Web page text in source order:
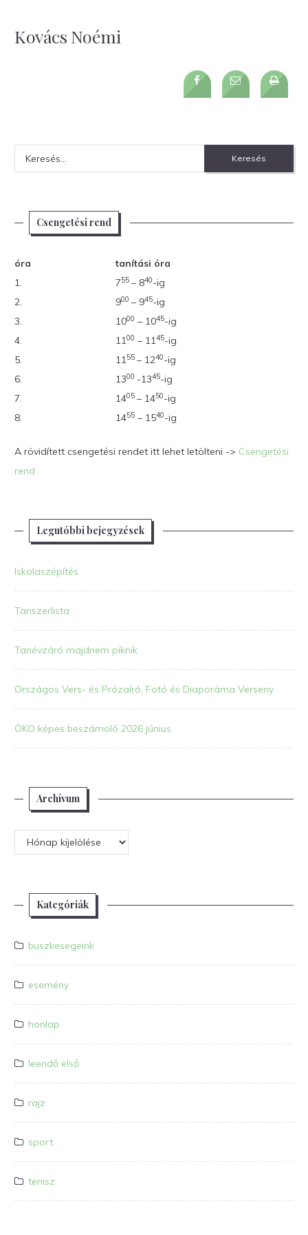
Kovács Noémi
Keresés:
Csengetési rend
óra
tanítási óra
1.
755 – 840-ig
2.
900 – 945-ig
3.
1000 – 1045-ig
4.
1100 – 1145-ig
5.
1155 – 1240-ig
6.
1300 -1345-ig
7.
1405 – 1450-ig
8.
1455 – 1540-ig
A rövidített csengetési rendet itt lehet letölteni -> Csengetési
rend
Legutóbbi bejegyzések
Iskolaszépítés
Tanszerlista
Tanévzáró majdnem piknik
Országos Vers- és Prózaíró, Fotó és Diaporáma Verseny
ÖKO képes beszámoló 2026 június
Archívum
Archívum
Kategóriák
buszkesegeink
esemény
honlap
leendő első
rajz
sport
tenisz